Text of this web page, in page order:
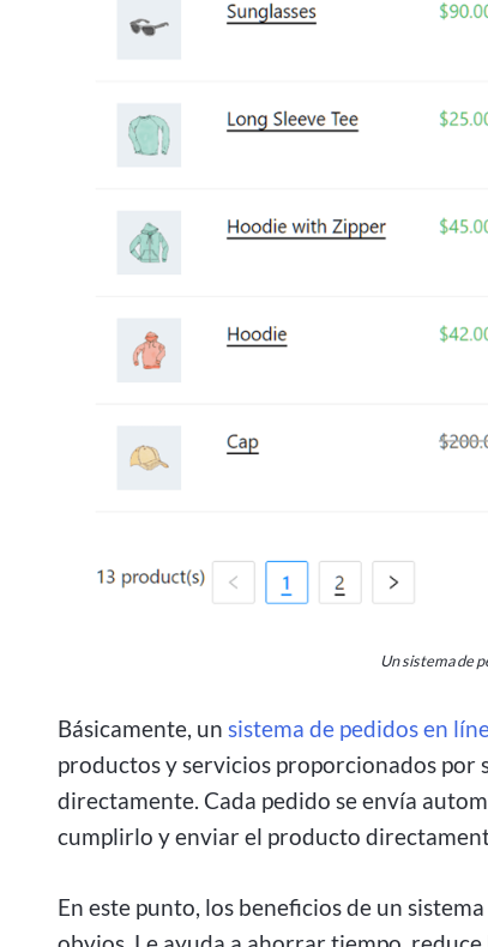
Un sistema de
Básicamente, un sistema de pedidos en
productos y servicios proporcionados por
directamente. Cada pedido se envía
cumplirlo y enviar el producto
En este punto, los beneficios de un